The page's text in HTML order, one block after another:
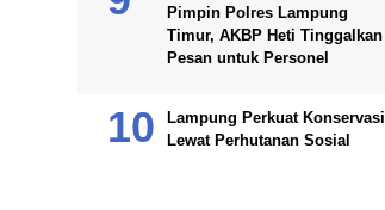
Pimpin Polres Lampung
Timur, AKBP Heti Tinggalkan
Pesan untuk Personel
Lampung Perkuat Konservasi
Lewat Perhutanan Sosial